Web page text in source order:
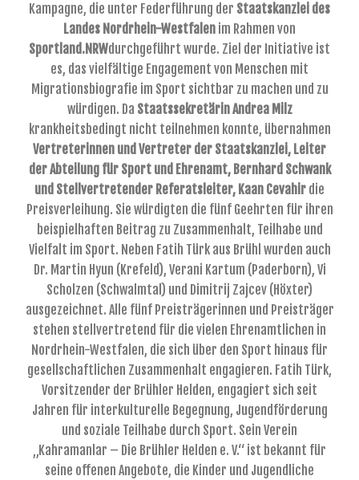
Kampagne, die unter Federführung der Staatskanzlei des
Landes Nordrhein-Westfalen im Rahmen von
Sportland.NRWdurchgeführt wurde. Ziel der Initiative ist
es, das vielfältige Engagement von Menschen mit
Migrationsbiografie im Sport sichtbar zu machen und zu
würdigen. Da Staatssekretärin Andrea Milz
krankheitsbedingt nicht teilnehmen konnte, übernahmen
Vertreterinnen und Vertreter der Staatskanzlei, Leiter
der Abteilung für Sport und Ehrenamt, Bernhard Schwank
und Stellvertretender Referatsleiter, Kaan Cevahir die
Preisverleihung. Sie würdigten die fünf Geehrten für ihren
beispielhaften Beitrag zu Zusammenhalt, Teilhabe und
Vielfalt im Sport. Neben Fatih Türk aus Brühl wurden auch
Dr. Martin Hyun (Krefeld), Verani Kartum (Paderborn), Vi
Scholzen (Schwalmtal) und Dimitrij Zajcev (Höxter)
ausgezeichnet. Alle fünf Preisträgerinnen und Preisträger
stehen stellvertretend für die vielen Ehrenamtlichen in
Nordrhein-Westfalen, die sich über den Sport hinaus für
gesellschaftlichen Zusammenhalt engagieren. Fatih Türk,
Vorsitzender der Brühler Helden, engagiert sich seit
Jahren für interkulturelle Begegnung, Jugendförderung
und soziale Teilhabe durch Sport. Sein Verein
„Kahramanlar – Die Brühler Helden e. V.“ ist bekannt für
seine offenen Angebote, die Kinder und Jugendliche